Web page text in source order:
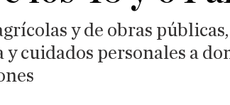
y de obras
y cuidados personales a